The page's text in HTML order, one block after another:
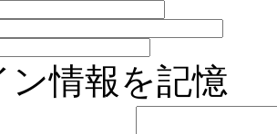
ン情報を記憶